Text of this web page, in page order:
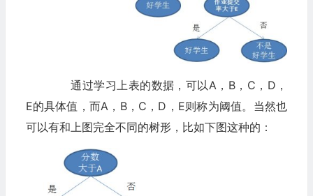
通过学习上表的数据，可以A，B，C，D，
E的具体值，而A，B，C，D，E则称为阈值。当然也
可以有和上图完全不同的树形，比如下图这种的：